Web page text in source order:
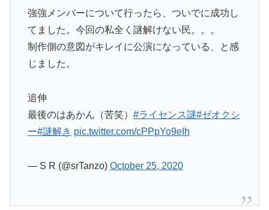
強強メンバーについて行ったら、ついでに成功し
てました。今回の私全く謎解けない民。。。
制作側の意図がキレイに公演になっている、と感
じました。
追伸
最後のはあかん（苦笑） #ライセンス謎#ゼオクシ
ー#謎解き pic.twitter.com/cPPpYo9eIh
— S R (@srTanzo) October 25, 2020